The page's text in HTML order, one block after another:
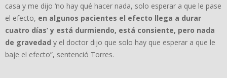
casa y me dijo ‘no hay qué hacer nada, solo esperar a que le pase
el efecto, en algunos pacientes el efecto llega a durar
cuatro días’ y está durmiendo, está consiente, pero nada
de gravedad y el doctor dijo que solo hay que esperar a que le
baje el efecto”, sentenció Torres.